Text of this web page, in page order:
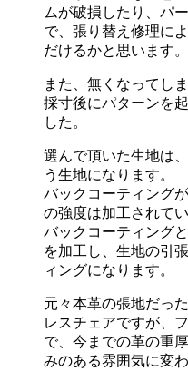
ムが破損したり、パ
で、張り替え修理に
だけるかと思います。
また、無くなってし
採寸後にパターンを
した。
選んで頂いた生地は
う生地になります。
バックコーティング
の強度は加工されて
バックコーティング
を加工し、生地の引
ィングになります。
元々本革の張地だっ
レスチェアですが、
で、今までの革の重
みのある雰囲気に変